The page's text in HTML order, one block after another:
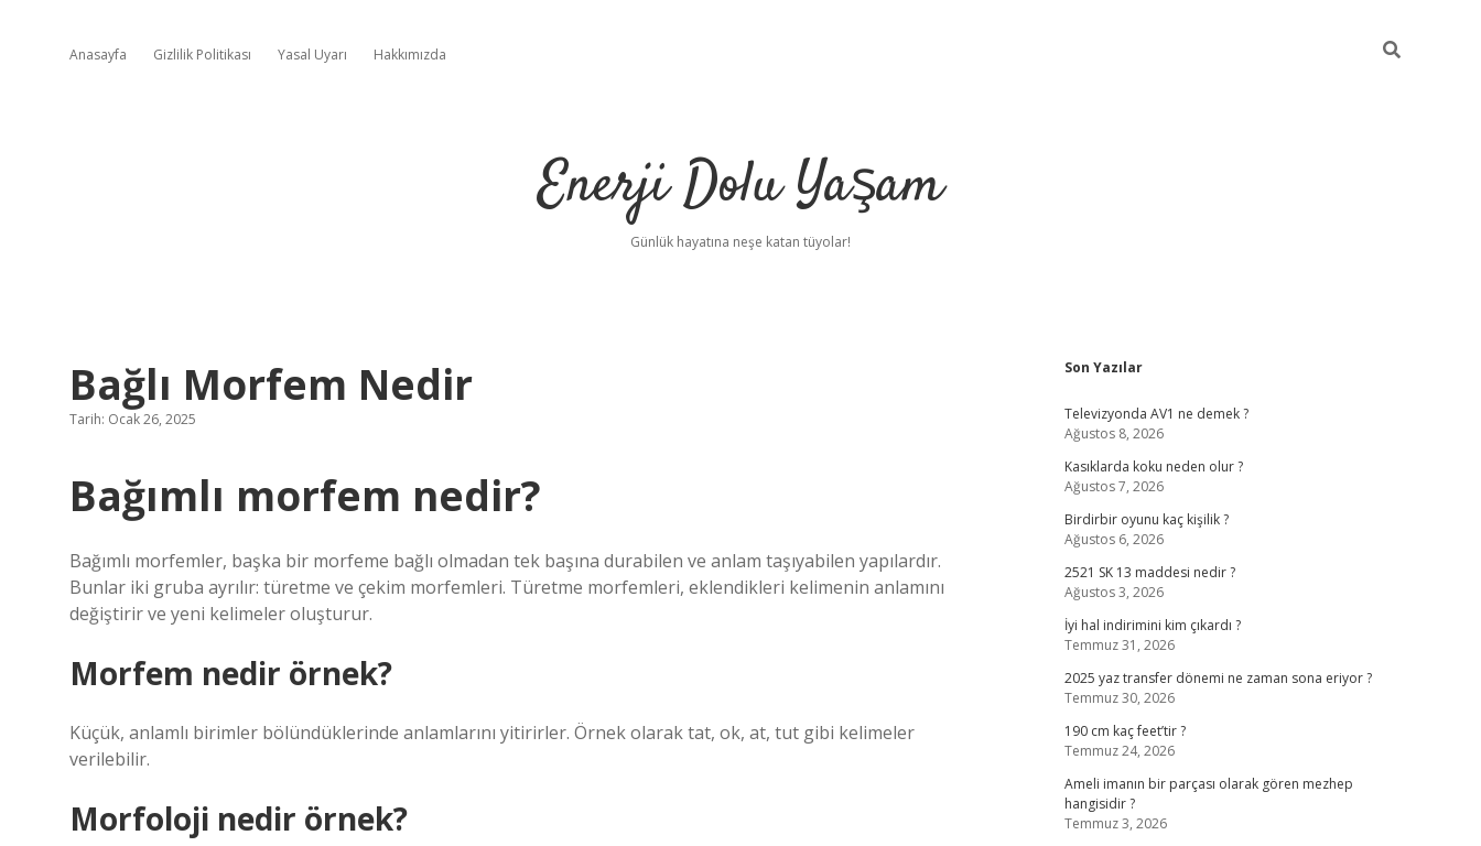
Anasayfa Gizlilik Politikası Yasal Uyarı Hakkımızda
Enerji Dolu Yaşam
Günlük hayatına neşe katan tüyolar!
Bağlı Morfem Nedir
Tarih: Ocak 26, 2025
Bağımlı morfem nedir?
Bağımlı morfemler, başka bir morfeme bağlı olmadan tek başına durabilen ve anlam taşıyabilen yapılardır.
Bunlar iki gruba ayrılır: türetme ve çekim morfemleri. Türetme morfemleri, eklendikleri kelimenin anlamını
değiştirir ve yeni kelimeler oluşturur.
Morfem nedir örnek?
Küçük, anlamlı birimler bölündüklerinde anlamlarını yitirirler. Örnek olarak tat, ok, at, tut gibi kelimeler
verilebilir.
Morfoloji nedir örnek?
Sidebar
Son Yazılar
Televizyonda AV1 ne demek ?
Ağustos 8, 2026
Kasıklarda koku neden olur ?
Ağustos 7, 2026
Birdirbir oyunu kaç kişilik ?
Ağustos 6, 2026
2521 SK 13 maddesi nedir ?
Ağustos 3, 2026
İyi hal indirimini kim çıkardı ?
Temmuz 31, 2026
2025 yaz transfer dönemi ne zaman sona eriyor ?
Temmuz 30, 2026
190 cm kaç feet’tir ?
Temmuz 24, 2026
Ameli imanın bir parçası olarak gören mezhep
hangisidir ?
Temmuz 3, 2026